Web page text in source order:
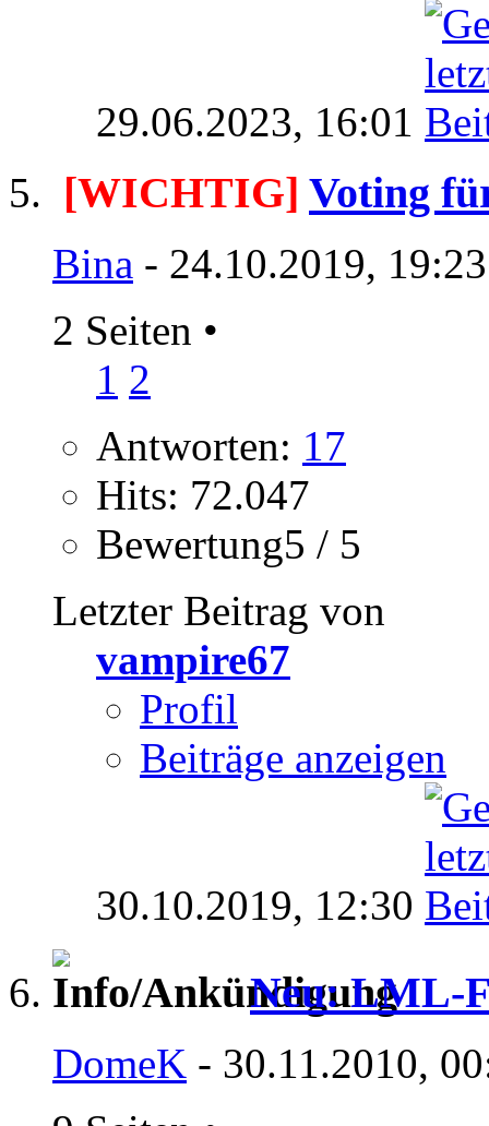
29.06.2023, 16:01
[WICHTIG] Voting
Bina - 24.10.2019,
2 Seiten •
1 2
Antworten: 17
Hits: 72.047
Bewertung5 / 5
Letzter Beitrag von
vampire67
Profil
Beiträge anzeigen
30.10.2019, 12:30
Neu: LML-
DomeK - 30.11.2010,